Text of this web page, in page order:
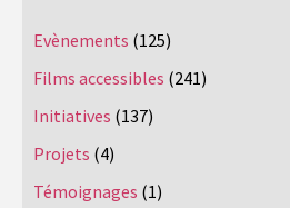
Evènements (125)
Films accessibles (241)
Initiatives (137)
Projets (4)
Témoignages (1)